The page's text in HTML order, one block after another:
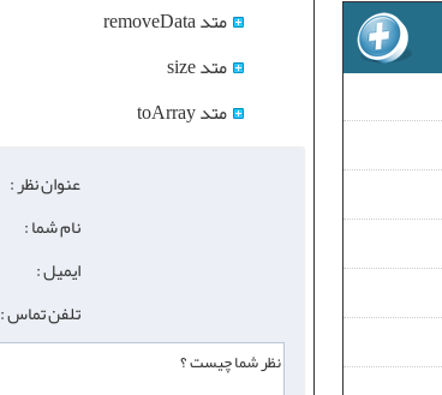
متد removeData
متد size
متد toArray
عنوان نظر :
نام شما :
ایمیل :
تلفن تماس :